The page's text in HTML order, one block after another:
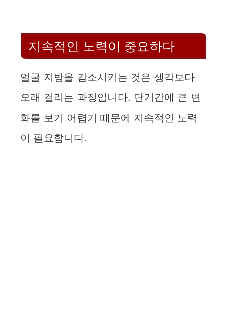
지속적인 노력이 중요하다
얼굴 지방을 감소시키는 것은 생각보다
오래 걸리는 과정입니다. 단기간에 큰 변
화를 보기 어렵기 때문에 지속적인 노력
이 필요합니다.